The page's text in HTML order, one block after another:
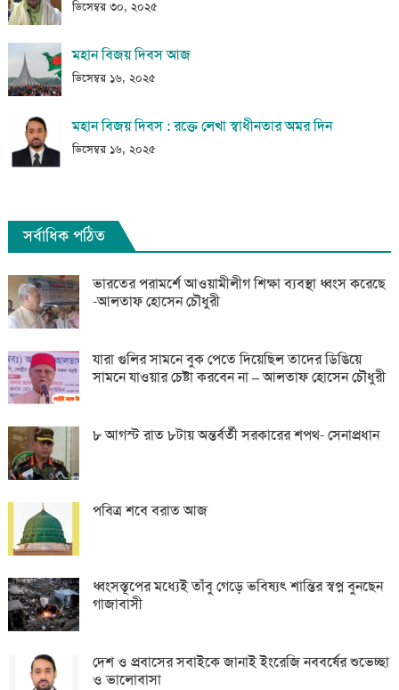
ডিসেম্বর ৩০, ২০২৫
মহান বিজয় দিবস আজ
ডিসেম্বর ১৬, ২০২৫
মহান বিজয় দিবস : রক্তে লেখা স্বাধীনতার অমর দিন
ডিসেম্বর ১৬, ২০২৫
সর্বাধিক পঠিত
ভারতের পরামর্শে আওয়ামীলীগ শিক্ষা ব্যবস্থা ধ্বংস করেছে
-আলতাফ হোসেন চৌধুরী
যারা গুলির সামনে বুক পেতে দিয়েছিল তাদের ডিঙিয়ে
সামনে যাওয়ার চেষ্টা করবেন না – আলতাফ হোসেন চৌধুরী
৮ আগস্ট রাত ৮টায় অন্তর্বর্তী সরকারের শপথ- সেনাপ্রধান
পবিত্র শবে বরাত আজ
ধ্বংসস্তূপের মধ্যেই তাঁবু গেড়ে ভবিষ্যৎ শান্তির স্বপ্ন বুনছেন
গাজাবাসী
দেশ ও প্রবাসের সবাইকে জানাই ইংরেজি নববর্ষের শুভেচ্ছা
ও ভালোবাসা